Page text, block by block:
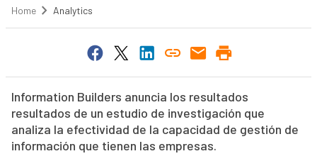
Home Analytics
Information Builders anuncia los resultados
resultados de un estudio de investigación que
analiza la efectividad de la capacidad de gestión de
información que tienen las empresas.